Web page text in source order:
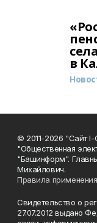
в
© 2011-2026 "Сайт I-
"Общественная
"Башинформ".
Михайлович.
Правила
Свидетельство о
27.07.2012 выдано